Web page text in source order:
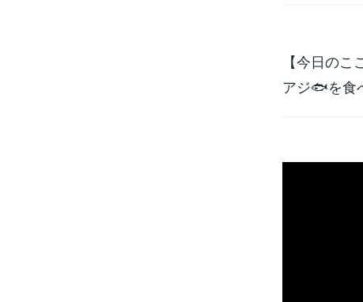
【今日のこ
アジ🐟️を食